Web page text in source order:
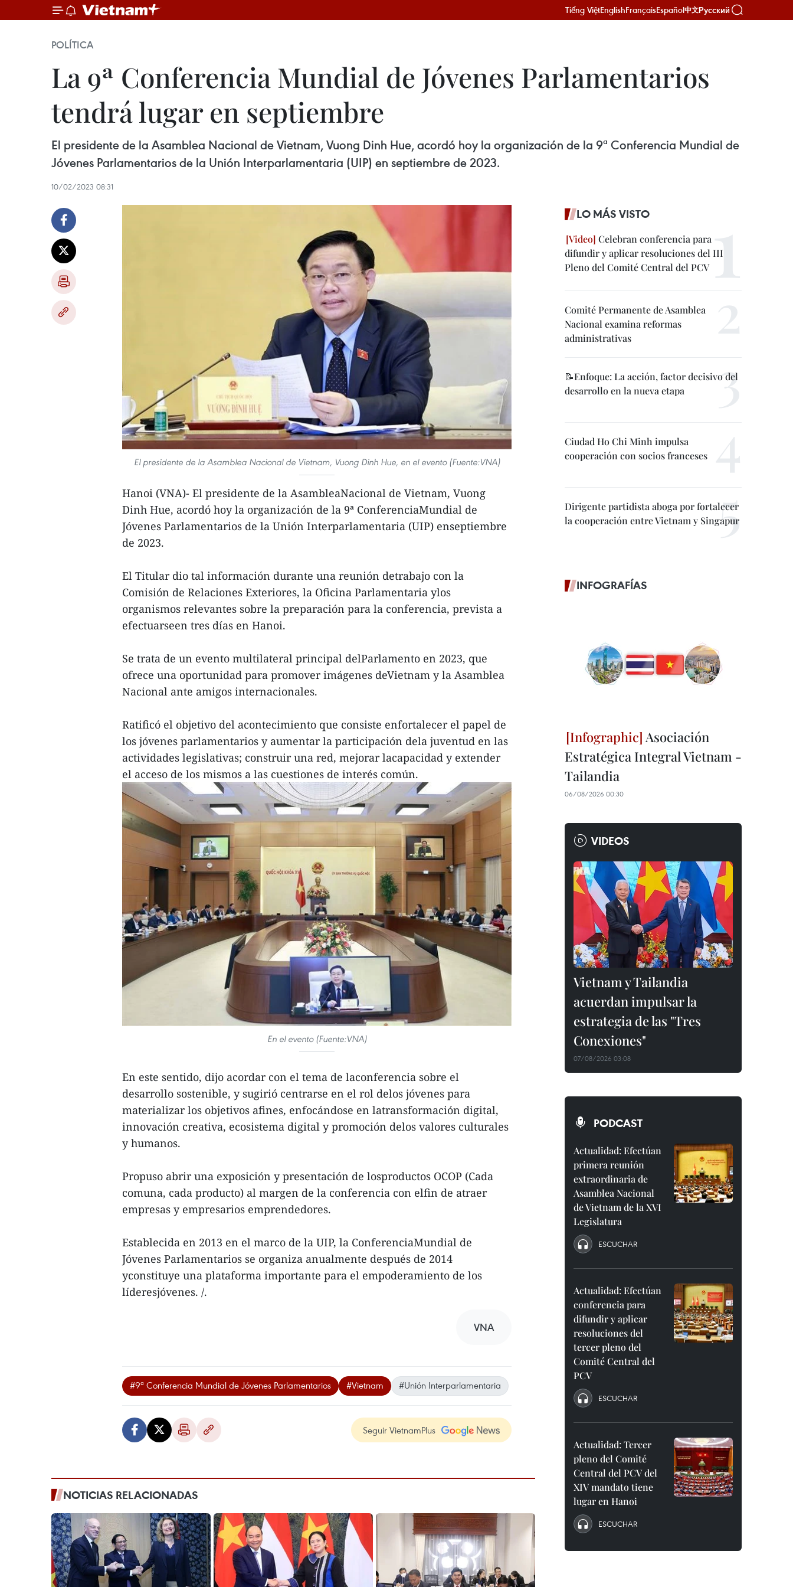
Tiếng ViệtEnglishFrançaisEspañol中文Русский
POLÍTICA
La 9ª Conferencia Mundial de Jóvenes Parlamentarios
tendrá lugar en septiembre
El presidente de la Asamblea Nacional de Vietnam, Vuong Dinh Hue, acordó hoy la organización de la 9ª Conferencia Mundial de
Jóvenes Parlamentarios de la Unión Interparlamentaria (UIP) en septiembre de 2023.
10/02/2023 08:31
El presidente de la Asamblea Nacional de Vietnam, Vuong Dinh Hue, en el evento (Fuente:VNA)
Hanoi (VNA)- El presidente de la AsambleaNacional de Vietnam, Vuong
Dinh Hue, acordó hoy la organización de la 9ª ConferenciaMundial de
Jóvenes Parlamentarios de la Unión Interparlamentaria (UIP) enseptiembre
de 2023.
El Titular dio tal información durante una reunión detrabajo con la
Comisión de Relaciones Exteriores, la Oficina Parlamentaria ylos
organismos relevantes sobre la preparación para la conferencia, prevista a
efectuarseen tres días en Hanoi.
Se trata de un evento multilateral principal delParlamento en 2023, que
ofrece una oportunidad para promover imágenes deVietnam y la Asamblea
Nacional ante amigos internacionales.
Ratificó el objetivo del acontecimiento que consiste enfortalecer el papel de
los jóvenes parlamentarios y aumentar la participación dela juventud en las
actividades legislativas; construir una red, mejorar lacapacidad y extender
el acceso de los mismos a las cuestiones de interés común.
En el evento (Fuente:VNA)
En este sentido, dijo acordar con el tema de laconferencia sobre el
desarrollo sostenible, y sugirió centrarse en el rol delos jóvenes para
materializar los objetivos afines, enfocándose en latransformación digital,
innovación creativa, ecosistema digital y promoción delos valores culturales
y humanos.
Propuso abrir una exposición y presentación de losproductos OCOP (Cada
comuna, cada producto) al margen de la conferencia con elfin de atraer
empresas y empresarios emprendedores.
Establecida en 2013 en el marco de la UIP, la ConferenciaMundial de
Jóvenes Parlamentarios se organiza anualmente después de 2014
yconstituye una plataforma importante para el empoderamiento de los
líderesjóvenes. /.
VNA
#9ª Conferencia Mundial de Jóvenes Parlamentarios #Vietnam #Unión Interparlamentaria
Seguir VietnamPlus
NOTICIAS RELACIONADAS
LO MÁS VISTO
Celebran conferencia para
difundir y aplicar resoluciones del III
Pleno del Comité Central del PCV
Comité Permanente de Asamblea
Nacional examina reformas
administrativas
📝Enfoque: La acción, factor decisivo del
desarrollo en la nueva etapa
Ciudad Ho Chi Minh impulsa
cooperación con socios franceses
Dirigente partidista aboga por fortalecer
la cooperación entre Vietnam y Singapur
INFOGRAFÍAS
Asociación
Estratégica Integral Vietnam -
Tailandia
06/08/2026 00:30
VIDEOS
Vietnam y Tailandia
acuerdan impulsar la
estrategia de las "Tres
Conexiones"
07/08/2026 03:08
PODCAST
Actualidad: Efectúan
primera reunión
extraordinaria de
Asamblea Nacional
de Vietnam de la XVI
Legislatura
ESCUCHAR
Actualidad: Efectúan
conferencia para
difundir y aplicar
resoluciones del
tercer pleno del
Comité Central del
PCV
ESCUCHAR
Actualidad: Tercer
pleno del Comité
Central del PCV del
XIV mandato tiene
lugar en Hanoi
ESCUCHAR